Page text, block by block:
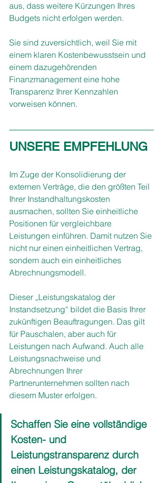
aus, dass weitere Kürzungen Ihres
Budgets nicht erfolgen werden.
Sie sind zuversichtlich, weil Sie mit
einem klaren Kostenbewusstsein und
einem dazugehörenden
Finanzmanagement eine hohe
Transparenz Ihrer Kennzahlen
vorweisen können.
UNSERE EMPFEHLUNG
Im Zuge der Konsolidierung der
externen Verträge, die den größten Teil
Ihrer Instandhaltungskosten
ausmachen, sollten Sie einheitliche
Positionen für vergleichbare
Leistungen einführen. Damit nutzen Sie
nicht nur einen einheitlichen Vertrag,
sondern auch ein einheitliches
Abrechnungsmodell.
Dieser „Leistungskatalog der
Instandsetzung“ bildet die Basis Ihrer
zukünftigen Beauftragungen. Das gilt
für Pauschalen, aber auch für
Leistungen nach Aufwand. Auch alle
Leistungsnachweise und
Abrechnungen Ihrer
Partnerunternehmen sollten nach
diesem Muster erfolgen.
Schaffen Sie eine vollständige
Kosten- und
Leistungstransparenz durch
einen Leistungskatalog, der